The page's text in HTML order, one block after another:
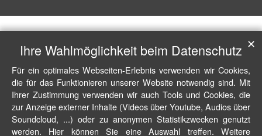
Ihre Wahlmöglichkeit beim Datenschutz
Für ein optimales Webseiten-Erlebnis verwenden wir Cookies,
die für das Funktionieren unserer Website notwendig sind. Mit
Ihrer Zustimmung verwenden wir auch Tools und Cookies, die
zur Anzeige externer Inhalte (Videos über Youtube, Audios über
Soundcloud, ...) oder zu anonymen Statistikzwecken genutzt
werden. Hier können Sie eine Auswahl treffen. Weitere
✕